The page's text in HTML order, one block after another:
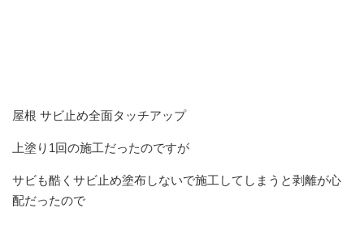
屋根 サビ止め全面タッチアップ
上塗り1回の施工だったのですが
サビも酷くサビ止め塗布しないで施工してしまうと剥離が心
配だったので